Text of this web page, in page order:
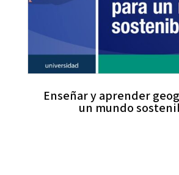
Enseñar y aprender
un mundo